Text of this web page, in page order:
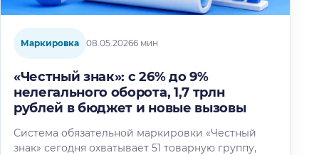
Маркировка 08.05.20266 мин
«Честный знак»: с 26% до 9%
нелегального оборота, 1,7 трлн
рублей в бюджет и новые вызовы
Система обязательной маркировки «Честный
знак» сегодня охватывает 51 товарную группу,